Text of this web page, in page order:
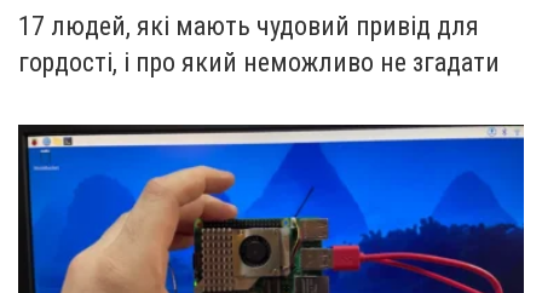
17 людей, які мають чудовий привід для
гордості, і про який неможливо не згадати